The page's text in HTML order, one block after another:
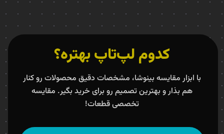
کدوم لپ‌تاپ بهتره؟
با ابزار مقایسه بینوشا، مشخصات دقیق محصولات رو کنار
هم بذار و بهترین تصمیم رو برای خرید بگیر. مقایسه
تخصصی قطعات!